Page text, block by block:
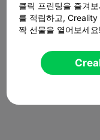
클릭 프린팅을 즐겨
를 적립하고,
짝 선물을 열어보세요!